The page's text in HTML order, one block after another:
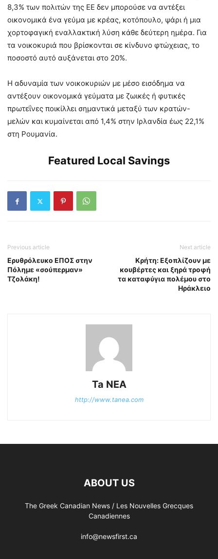
8,3% των πολιτών της ΕΕ δεν μπορούσε να αντέξει
οικονομικά ένα γεύμα με κρέας, κοτόπουλο, ψάρι ή μια
χορτοφαγική εναλλακτική λύση κάθε δεύτερη ημέρα. Για
τα νοικοκυριά που βρίσκονται σε κίνδυνο φτώχειας, το
ποσοστό αυτό αυξάνεται στο 20%.
Η αδυναμία των νοικοκυριών με μέσο εισόδημα να
αντέξουν οικονομικά γεύματα με ζωικές ή φυτικές
πρωτεΐνες ποικίλλει σημαντικά μεταξύ των κρατών-
μελών και κυμαίνεται από 1,4% στην Ιρλανδία έως 22,1%
στη Ρουμανία.
Featured Local Savings
Previous article
Ερυθρόλευκο ΕΠΟΣ στην
Πόλημε «σούπερμαν»
Τζολάκη!
Next article
Κρήτη: Εξοπλίζουν με
κουβέρτες και ξηρά τροφή
τα καταφύγια πολέμου στο
Ηράκλειο
Ta NEA
http://www.tanea.com
ABOUT US
The Greek Canadian News / Les Nouvelles Grecques
Canadiennes
info@newsfirst.ca